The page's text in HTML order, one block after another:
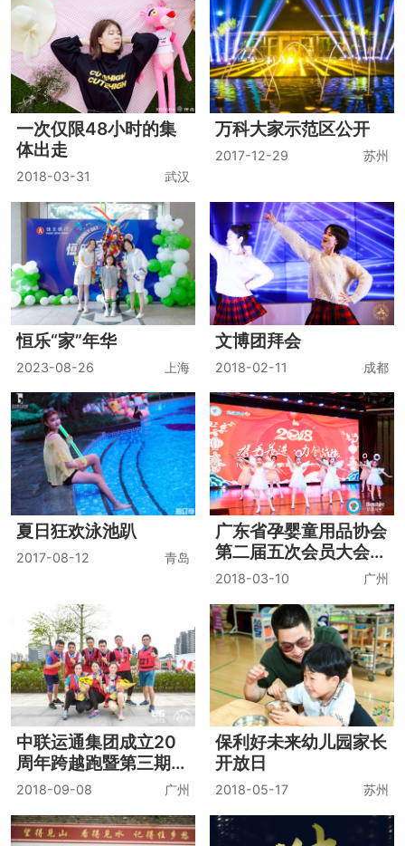
一次仅限48小时的集
体出走
2018-03-31 武汉
万科大家示范区公开
2017-12-29 苏州
恒乐“家”年华
2023-08-26 上海
文博团拜会
2018-02-11 成都
夏日狂欢泳池趴
2017-08-12 青岛
广东省孕婴童用品协会
第二届五次会员大会暨
迎春联谊会
2018-03-10 广州
中联运通集团成立20
周年跨越跑暨第三期戈
壁训练营选拔赛
2018-09-08 广州
保利好未来幼儿园家长
开放日
2018-05-17 苏州